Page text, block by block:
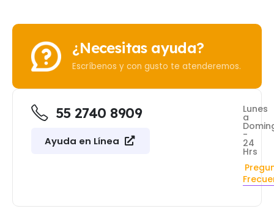
¿Necesitas ayuda?
Escríbenos y con gusto te atenderemos.
55 2740 8909
Ayuda en Línea
Lunes
a
-
24
Hrs